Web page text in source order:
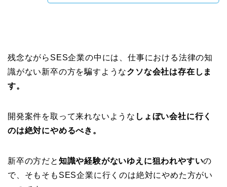
残念ながらSES企業の中には、仕事における法律の知
識がない新卒の方を騙すようなクソな会社は存在しま
す。
開発案件を取って来れないような しょぼい会社に行く
のは絶対にやめるべき。
新卒の方だと 知識や経験がないゆえに狙われやすいの
で、そもそもSES企業に行くのは絶対にやめた方がい